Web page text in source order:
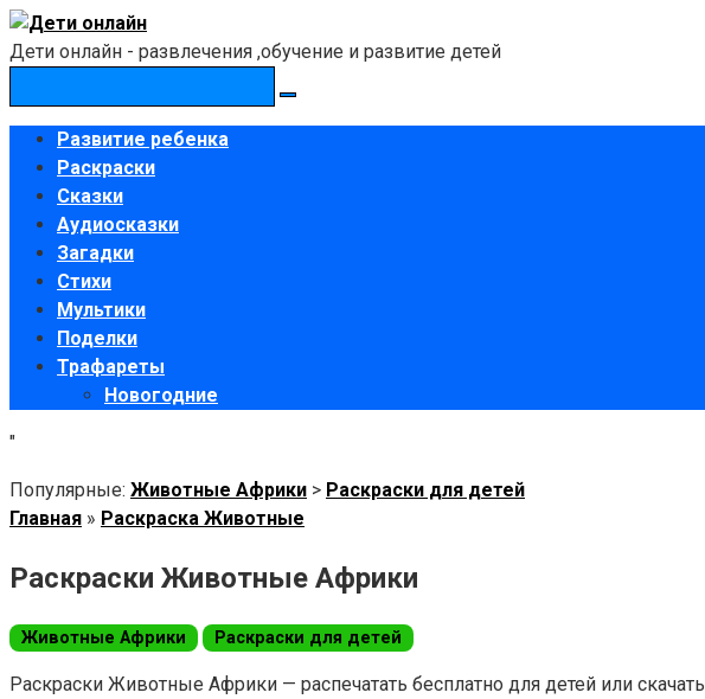
Перейти
к
Дети онлайн - развлечения ,обучение и развитие детей
Развитие ребенка
Раскраски
Сказки
Аудиосказки
Загадки
Стихи
Мультики
Поделки
Трафареты
Новогодние
"
Популярные: Животные Африки > Раскраски для детей
Главная » Раскраска Животные
Раскраски Животные Африки
Животные Африки Раскраски для детей
Раскраски Животные Африки — распечатать бесплатно для детей или